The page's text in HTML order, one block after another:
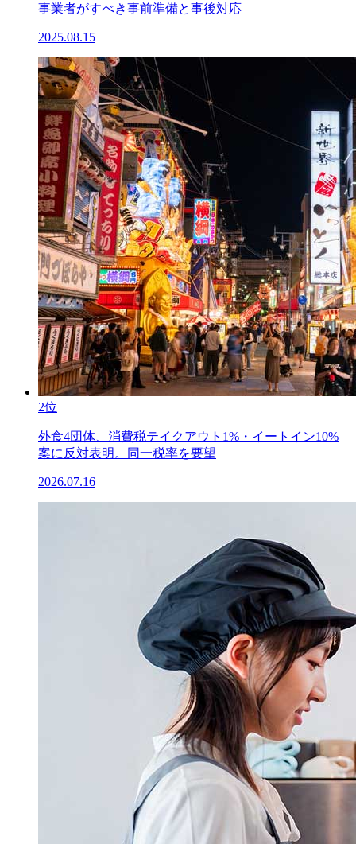
事業者がすべき事前準備と事後対応
2025.08.15
2位
外食4団体、消費税テイクアウト1%・イートイン10%
案に反対表明。同一税率を要望
2026.07.16